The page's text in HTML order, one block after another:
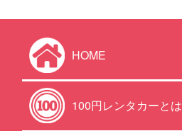
HOME
100円レンタカーとは